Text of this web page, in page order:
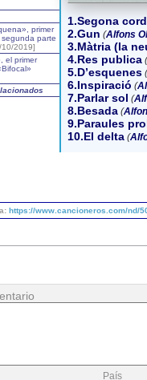
primer
parte
10/2019]
el primer
1.Segona
2.Gun (Alfons
3.Màtria (la
4.Res publica (
5.D’esquenes (
6.Inspiració (
7.Parlar sol (
8.Besada (
9.Paraules
10.El delta (
https://www.cancioneros.com/nd/
País